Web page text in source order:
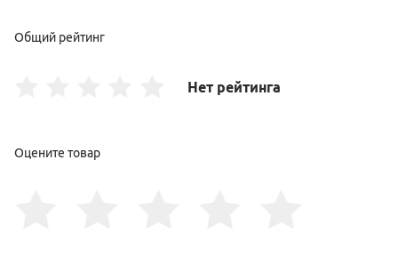
Общий рейтинг
Нет рейтинга
Оцените товар